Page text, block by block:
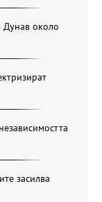
около
засилва